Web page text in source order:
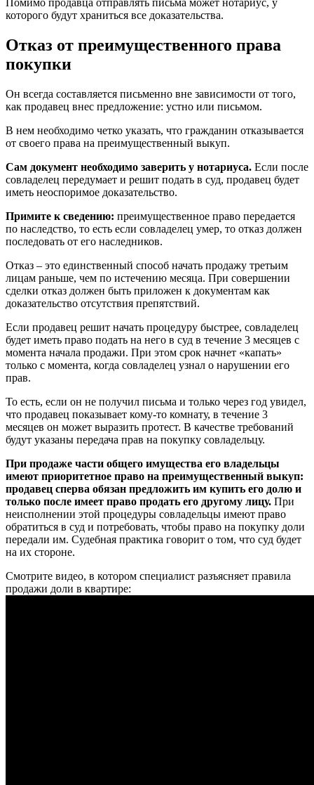
Помимо продавца отправлять письма может нотариус, у
которого будут храниться все доказательства.
Отказ от преимущественного права
покупки
Он всегда составляется письменно вне зависимости от того,
как продавец внес предложение: устно или письмом.
В нем необходимо четко указать, что гражданин отказывается
от своего права на преимущественный выкуп.
Сам документ необходимо заверить у нотариуса. Если после
совладелец передумает и решит подать в суд, продавец будет
иметь неоспоримое доказательство.
Примите к сведению: преимущественное право передается
по наследство, то есть если совладелец умер, то отказ должен
последовать от его наследников.
Отказ – это единственный способ начать продажу третьим
лицам раньше, чем по истечению месяца. При совершении
сделки отказ должен быть приложен к документам как
доказательство отсутствия препятствий.
Если продавец решит начать процедуру быстрее, совладелец
будет иметь право подать на него в суд в течение 3 месяцев с
момента начала продажи. При этом срок начнет «капать»
только с момента, когда совладелец узнал о нарушении его
прав.
То есть, если он не получил письма и только через год увидел,
что продавец показывает кому-то комнату, в течение 3
месяцев он может выразить протест. В качестве требований
будут указаны передача прав на покупку совладельцу.
При продаже части общего имущества его владельцы
имеют приоритетное право на преимущественный выкуп:
продавец сперва обязан предложить им купить его долю и
только после имеет право продать его другому лицу. При
неисполнении этой процедуры совладельцы имеют право
обратиться в суд и потребовать, чтобы право на покупку доли
передали им. Судебная практика говорит о том, что суд будет
на их стороне.
Смотрите видео, в котором специалист разъясняет правила
продажи доли в квартире: